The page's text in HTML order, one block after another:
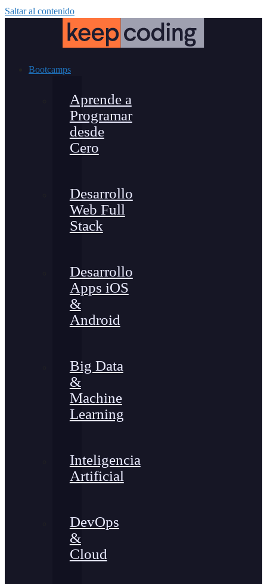
Saltar al contenido
Bootcamps
Aprende a
Programar
desde
Cero
Desarrollo
Web Full
Stack
Desarrollo
Apps iOS
&
Android
Big Data
&
Machine
Learning
Inteligencia
Artificial
DevOps
&
Cloud